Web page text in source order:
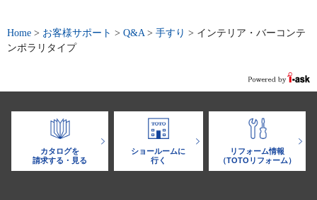
Home > お客様サポート > Q&A> 手すり > インテリア・バーコンテ
ンポラリタイプ
カタログを
請求する・見る
ショールームに
行く
リフォーム情報
（TOTOリフォーム）